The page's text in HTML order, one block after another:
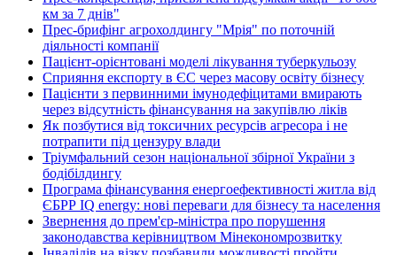
км за 7 днів"
Прес-брифінг агрохолдингу "Мрія" по поточній
діяльності компанії
Пацієнт-орієнтовані моделі лікування туберкульозу
Сприяння експорту в ЄС через масову освіту бізнесу
Пацієнти з первинними імунодефіцитами вмирають
через відсутність фінансування на закупівлю ліків
Як позбутися від токсичних ресурсів агресора і не
потрапити під цензуру влади
Тріумфальний сезон національної збірної України з
бодібілдингу
Програма фінансування енергоефективності житла від
ЄБРР IQ energy: нові переваги для бізнесу та населення
Звернення до прем'єр-міністра про порушення
законодавства керівництвом Мінекономрозвитку